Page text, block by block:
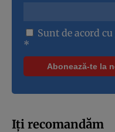
Sunt de acord cu
*
Iți recomandăm